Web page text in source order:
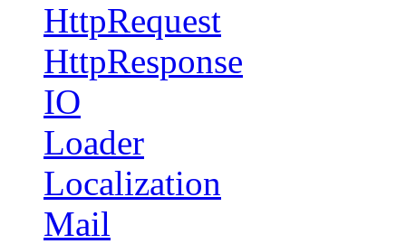
HttpRequest
HttpResponse
IO
Loader
Localization
Mail